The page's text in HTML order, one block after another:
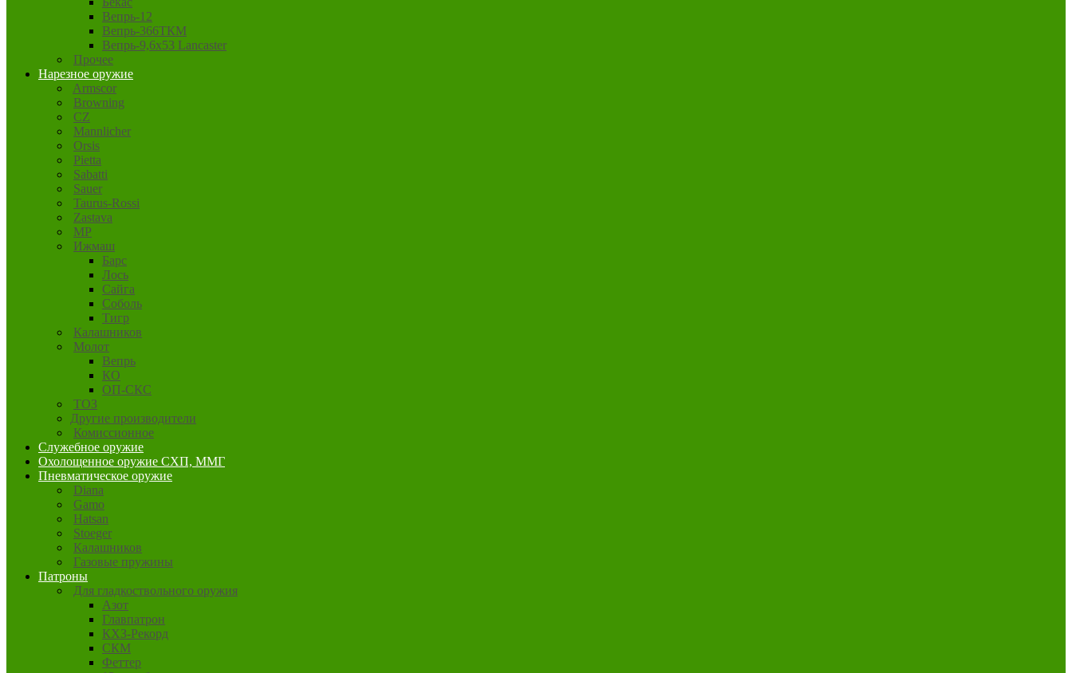
Вепрь-12
Вепрь-366ТКМ
Вепрь-9,6х53 Lancaster
Прочее
Нарезное оружие
Armscor
Browning
CZ
Mannlicher
Orsis
Pietta
Sabatti
Sauer
Taurus-Rossi
Zastava
MP
Ижмаш
Барс
Лось
Сайга
Соболь
Тигр
Калашников
Молот
Вепрь
КО
ОП-СКС
ТОЗ
Другие производители
Комиссионное
Служебное оружие
Охолощенное оружие СХП, ММГ
Пневматическое оружие
Diana
Gamo
Hatsan
Stoeger
Калашников
Газовые пружины
Патроны
Для гладкоствольного оружия
Азот
Главпатрон
КХЗ-Рекорд
СКМ
Феттер